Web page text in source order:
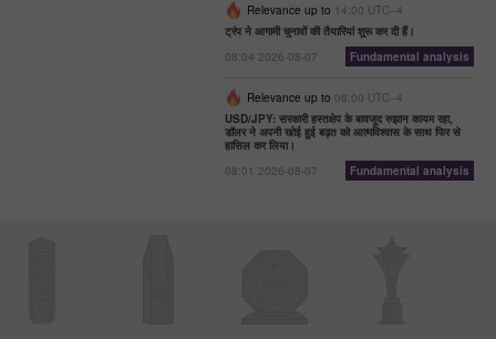
Relevance up to 14:00 UTC--4
ट्रंप ने आगामी चुनावों की तैयारियां शुरू कर दी हैं।
08:04 2026-08-07
Fundamental analysis
Relevance up to 08:00 UTC--4
USD/JPY: सरकारी हस्तक्षेप के बावजूद रुझान कायम रहा,
डॉलर ने अपनी खोई हुई बढ़त को आत्मविश्वास के साथ फिर से
हासिल कर लिया।
08:01 2026-08-07
Fundamental analysis